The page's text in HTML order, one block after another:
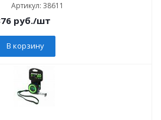
Артикул: 38611
руб./шт
В корзину